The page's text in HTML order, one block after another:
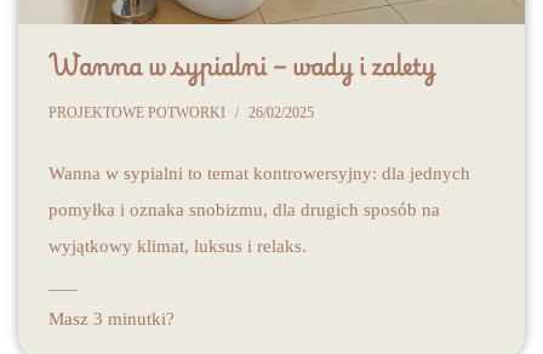
Wanna w sypialni – wady i zalety
PROJEKTOWE POTWORKI 26/02/2025
Wanna w sypialni to temat kontrowersyjny: dla jednych
pomyłka i oznaka snobizmu, dla drugich sposób na
wyjątkowy klimat, luksus i relaks.
Masz 3 minutki?